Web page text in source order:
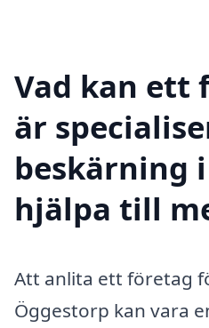
Vad kan ett
är
beskärning
hjälpa till
Att anlita ett företag
Öggestorp kan vara